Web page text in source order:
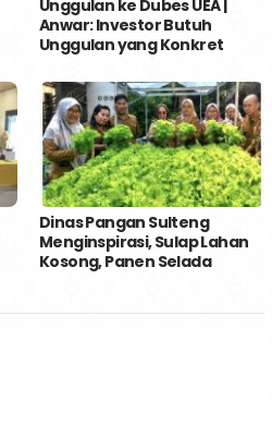
Unggulan ke Dubes UEA |
Anwar: Investor Butuh
Unggulan yang Konkret
Dinas Pangan Sulteng
Menginspirasi, Sulap Lahan
Kosong, Panen Selada